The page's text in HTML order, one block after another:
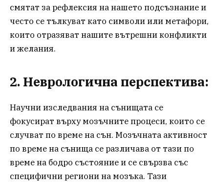
смятат за рефлексия на нашето подсъзнание и
често се тълкуват като символи или метафори,
които отразяват нашите вътрешни конфликти
и желания.
2. Неврологична перспектива:
Научни изследвания на сънищата се
фокусират върху мозъчните процеси, които се
случват по време на сън. Мозъчната активност
по време на сънища се различава от тази по
време на бодро състояние и се свързва със
специфични региони на мозъка. Тази